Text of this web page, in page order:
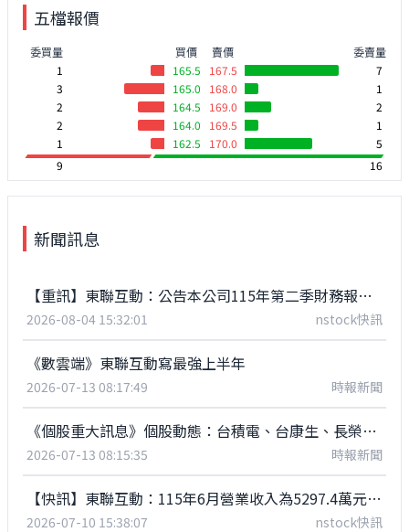
五檔報價
委買量
買價
1
165.5
3
165.0
2
164.5
2
164.0
1
162.5
賣價
委賣量
167.5
7
168.0
1
169.0
2
169.5
1
170.0
5
9
16
新聞訊息
【重訊】東聯互動：公告本公司115年第二季財務報告董事會預計召開日期為115年08月12日
2026-08-04 15:32:01 nstock快訊
《數雲端》東聯互動寫最強上半年
2026-07-13 08:17:49 時報新聞
《個股重大訊息》個股動態：台積電、台康生、長榮航太
2026-07-13 08:15:35 時報新聞
【快訊】東聯互動：115年6月營業收入為5297.4萬元，年增8.22%
2026-07-10 15:38:07 nstock快訊